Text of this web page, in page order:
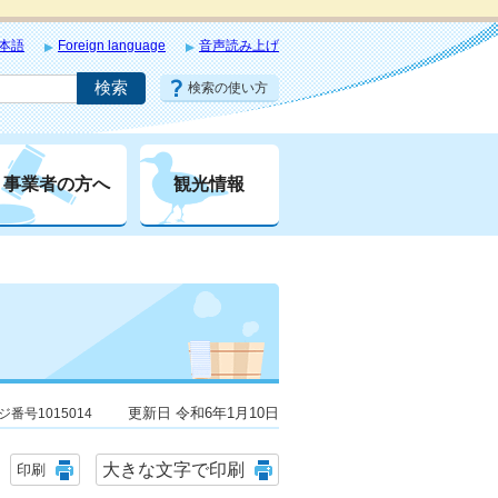
語 Foreign language 音声読み上げ
検索の使い方
事業者の方へ 観光情報
番号1015014 更新日 令和6年1月10日
印刷 大きな文字で印刷